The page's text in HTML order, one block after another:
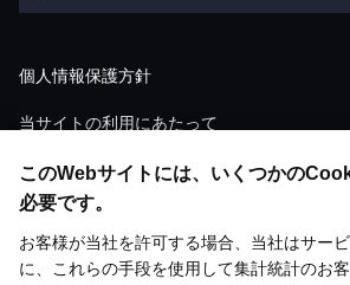
このWebサイトには、いくつかの
必要です。
お客様が当社を許可する場合、当社はサー
に、これらの手段を使用して集計統計のお
環境汚染
水
化学物質管理
人権
労働安全衛生
ガバナンストップ
コーポレート・ガバナンスの概
取締役会について
調達
基本方針
リスク評価
ESGライブラリ
ESGライブラリトップ
サステナビリティ取り組み
「アセット・アセンブラー」モ
財務・M&A戦略
「PERの最大化」に向けた考え
決算短信
説明会資料・動画
有価証券報告書
統合報告書
株主総会
株主還元
業績・財務・ESGデータトップ
直近の業績・見通し
連結財務諸表
個人投資家の皆様へ
個人投資家の皆様へトップ
塗料の魅力と市場成長性
沿革
役員紹介
ショールーム
歴史館
アセット：DuluxGroup（太平洋
アセット：Dunn-Edwards（米
研究開発
研究開発トップ
技術情報一覧
開発ストーリー
メディア掲載
個人情報保護方針
当サイトの利用にあたって
ウェブアクセシビリティ対応方針
ソーシャルメディアポリシー
お問い合わせ